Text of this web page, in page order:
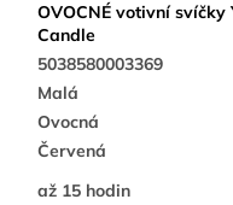
OVOCNÉ votivní svíčky
Candle
5038580003369
Malá
Ovocná
Červená
až 15 hodin